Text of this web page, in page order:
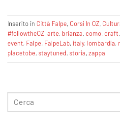
Inserito in Città Falpe, Corsi In OZ,
#followtheOZ,arte, brianza,como,craft,
event, Falpe, FalpeLab, italy, lombardia,
placetobe,staytuned,storia,zappa